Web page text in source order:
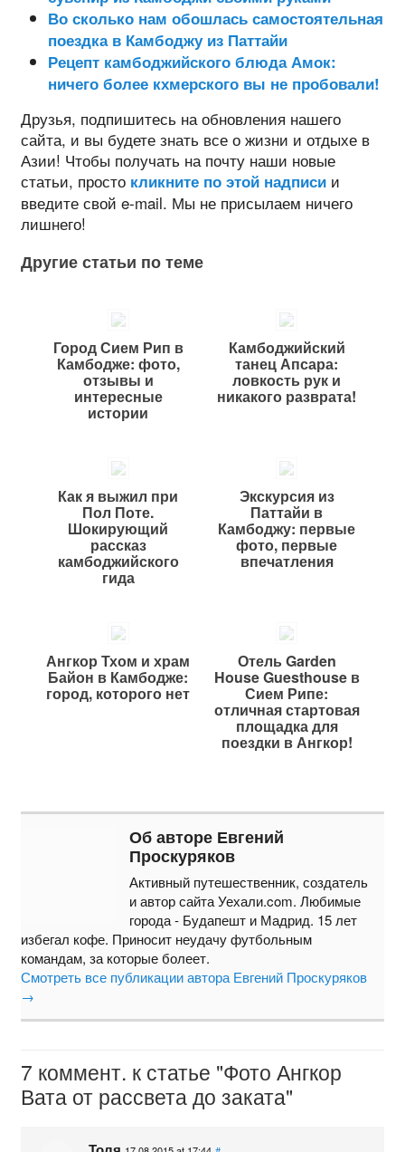
Во сколько нам обошлась самостоятельная
поездка в Камбоджу из Паттайи
Рецепт камбоджийского блюда Амок:
ничего более кхмерского вы не пробовали!
Друзья, подпишитесь на обновления нашего
сайта, и вы будете знать все о жизни и отдыхе в
Азии! Чтобы получать на почту наши новые
статьи, просто кликните по этой надписии
введите свой e-mail. Мы не присылаем ничего
лишнего!
Другие статьи по теме
Город Сием Рип в
Камбодже: фото,
отзывы и
интересные
истории
Камбоджийский
танец Апсара:
ловкость рук и
никакого разврата!
Как я выжил при
Пол Поте.
Шокирующий
рассказ
камбоджийского
гида
Экскурсия из
Паттайи в
Камбоджу: первые
фото, первые
впечатления
Ангкор Тхом и храм
Байон в Камбодже:
город, которого нет
Отель Garden
House Guesthouse в
Сием Рипе:
отличная стартовая
площадка для
поездки в Ангкор!
Об авторе Евгений
Проскуряков
Активный путешественник, создатель
и автор сайта Уехали.com. Любимые
города - Будапешт и Мадрид. 15 лет
избегал кофе. Приносит неудачу футбольным
командам, за которые болеет.
Смотреть все публикации автора Евгений Проскуряков
→
7 коммент. к статье "Фото Ангкор
Вата от рассвета до заката"